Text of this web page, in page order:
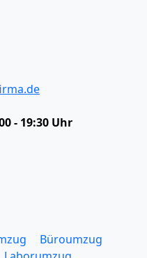
- 19:30 Uhr
Büroumzug